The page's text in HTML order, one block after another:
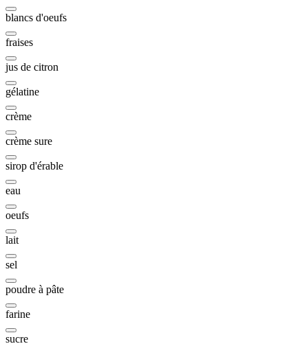
blancs d'oeufs
fraises
jus de citron
gélatine
crème
crème sure
sirop d'érable
eau
oeufs
lait
sel
poudre à pâte
farine
sucre